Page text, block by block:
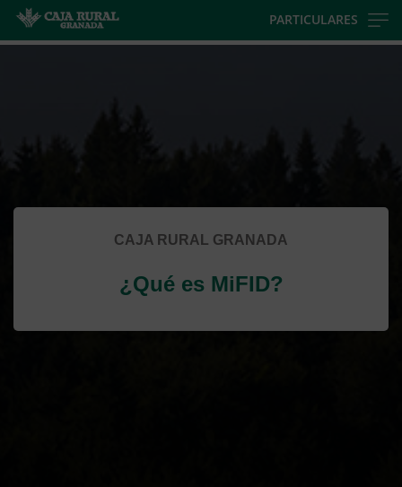
PARTICULARES
CAJA RURAL GRANADA
¿Qué es MiFID?